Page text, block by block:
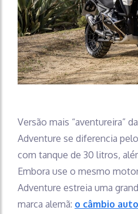
Versão mais “aventureira”
Adventure se diferencia
com tanque de 30 litros,
Embora use o mesmo
Adventure estreia uma
marca alemã: o câmbio